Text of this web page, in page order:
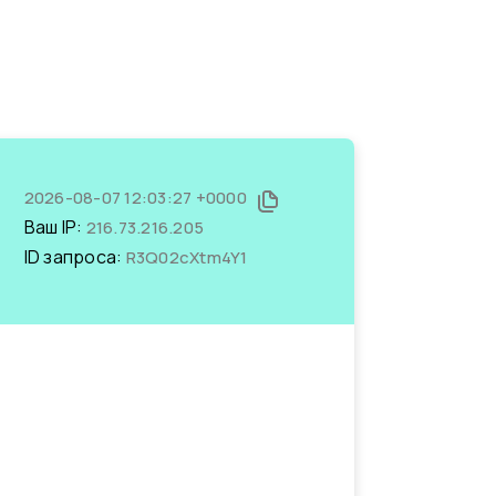
2026-08-07 12:03:27 +0000
Ваш IP: 216.73.216.205
ID запроса: R3Q02cXtm4Y1